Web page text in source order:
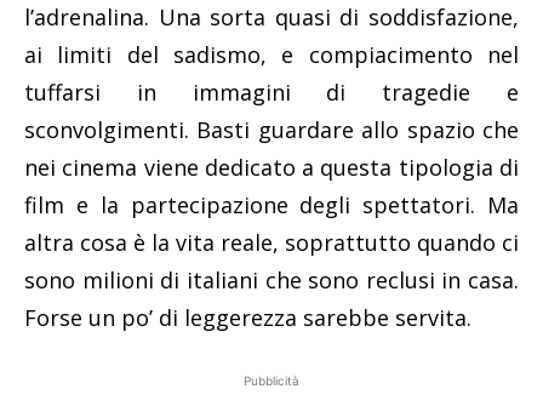
l’adrenalina. Una sorta quasi di soddisfazione,
ai limiti del sadismo, e compiacimento nel
tuffarsi in immagini di tragedie e
sconvolgimenti. Basti guardare allo spazio che
nei cinema viene dedicato a questa tipologia di
film e la partecipazione degli spettatori. Ma
altra cosa è la vita reale, soprattutto quando ci
sono milioni di italiani che sono reclusi in casa.
Forse un po’ di leggerezza sarebbe servita.
Pubblicità